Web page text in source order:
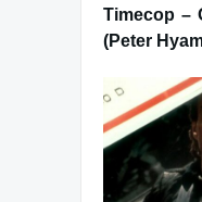
Timecop –
(Peter